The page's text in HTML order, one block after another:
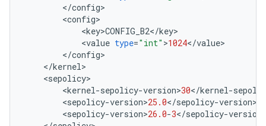
</config>
<config>
<key>CONFIG_B2</key>
<value type="int" >1024</value>
</config>
</kernel>
<sepolicy>
<kernel-sepolicy-version>30</kernel-
<sepolicy-version>25.0</sepolicy-version>
<sepolicy-version>26.0-3</sepolicy-version